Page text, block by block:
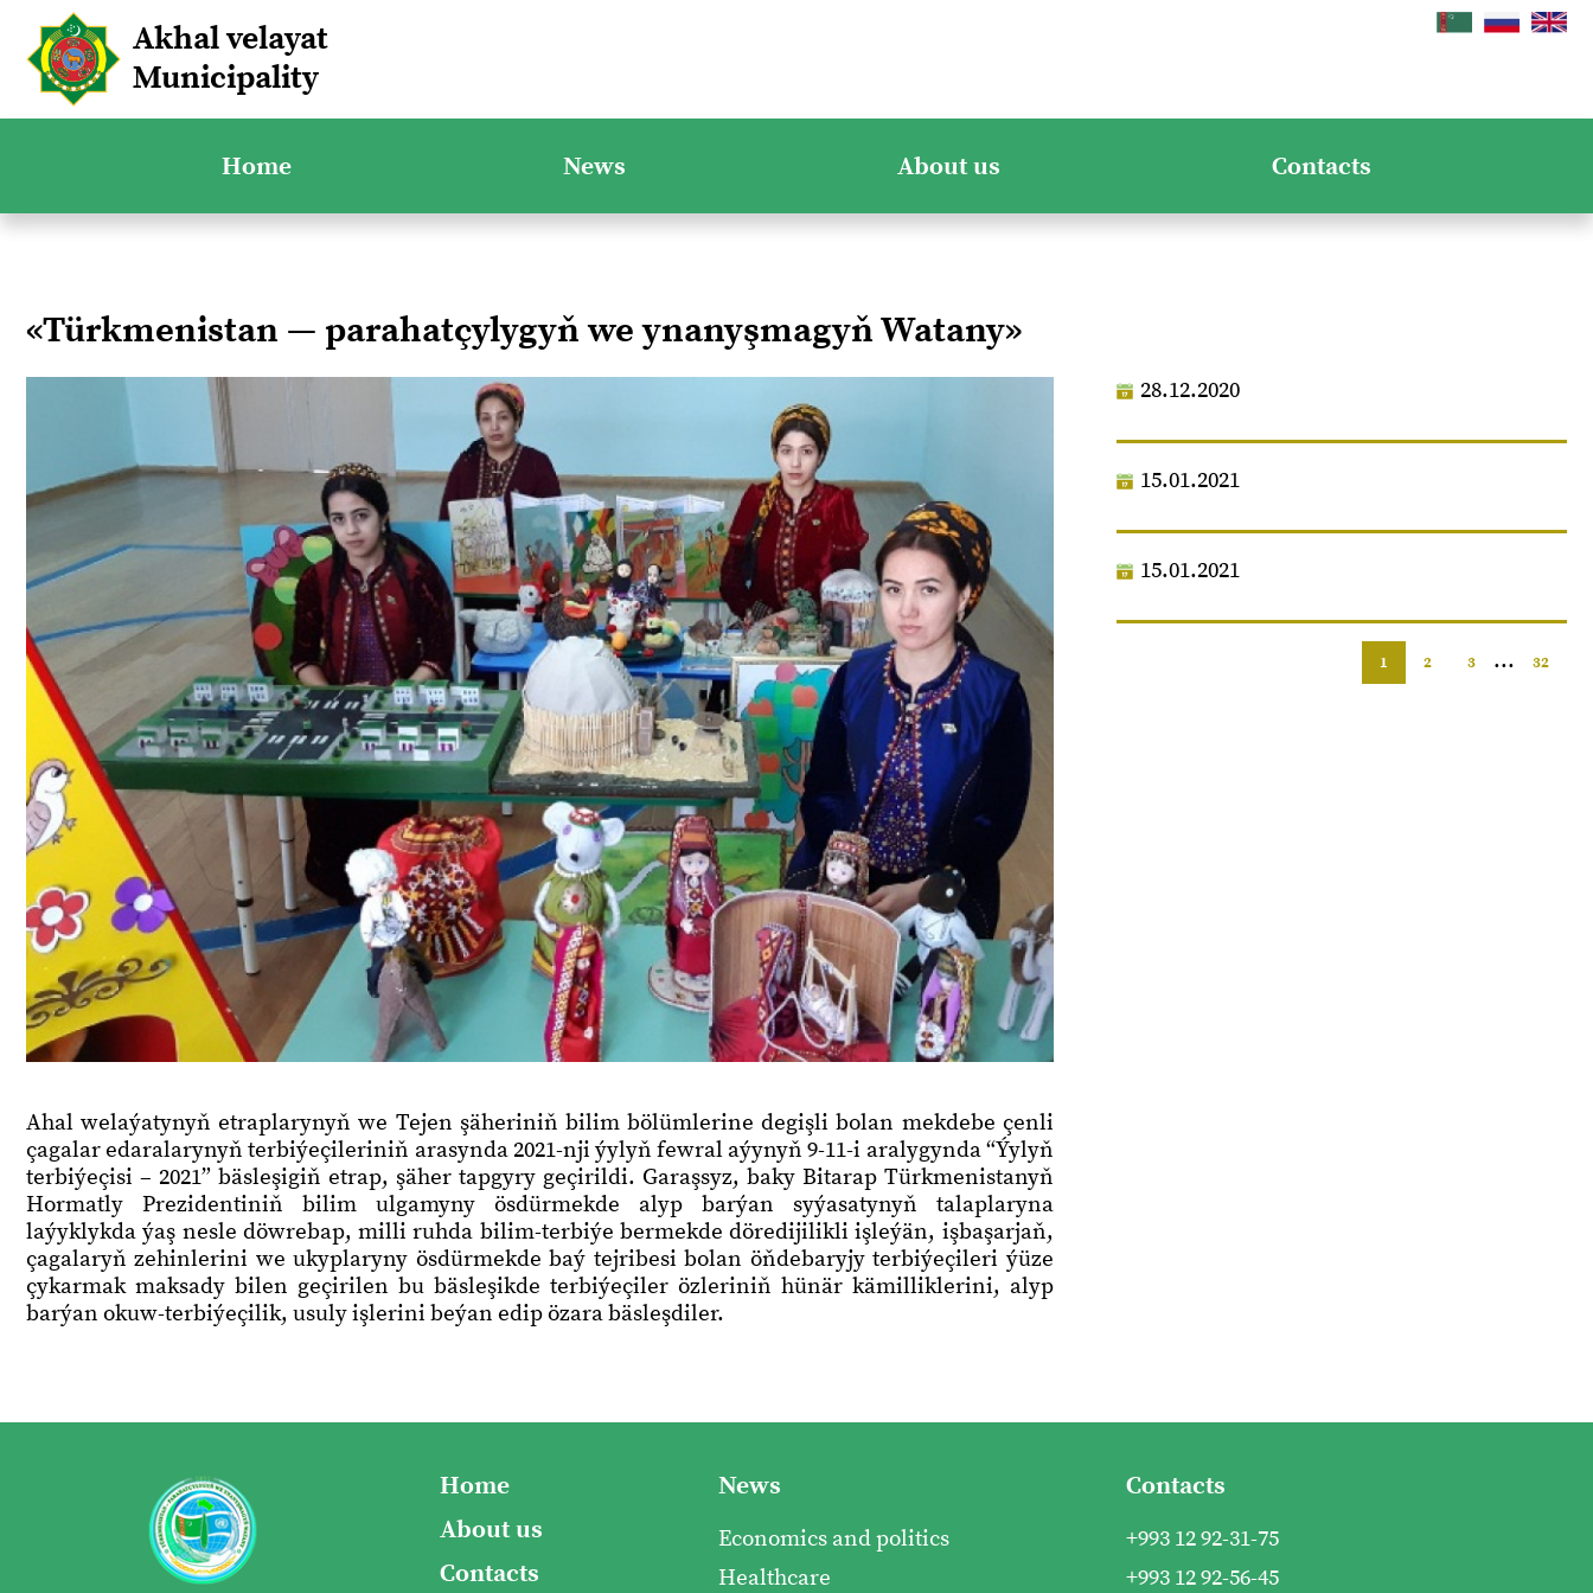
Akhal velayat
Municipality
Home News About us Contacts
«Türkmenistan — parahatçylygyň we ynanyşmagyň Watany»
Ahal welaýatynyň etraplarynyň we Tejen şäheriniň bilim bölümlerine degişli bolan mekdebe çenli
çagalar edaralarynyň terbiýeçileriniň arasynda 2021-nji ýylyň fewral aýynyň 9-11-i aralygynda “Ýylyň
terbiýeçisi – 2021” bäsleşigiň etrap, şäher tapgyry geçirildi. Garaşsyz, baky Bitarap Türkmenistanyň
Hormatly Prezidentiniň bilim ulgamyny ösdürmekde alyp barýan syýasatynyň talaplaryna
laýyklykda ýaş nesle döwrebap, milli ruhda bilim-terbiýe bermekde döredijilikli işleýän, işbaşarjaň,
çagalaryň zehinlerini we ukyplaryny ösdürmekde baý tejribesi bolan öňdebaryjy terbiýeçileri ýüze
çykarmak maksady bilen geçirilen bu bäsleşikde terbiýeçiler özleriniň hünär kämilliklerini, alyp
barýan okuw-terbiýeçilik, usuly işlerini beýan edip özara bäsleşdiler.
28.12.2020
15.01.2021
15.01.2021
1 2 3 ... 32
Home
About us
Contacts
News
Economics and politics
Healthcare
Contacts
+993 12 92-31-75
+993 12 92-56-45